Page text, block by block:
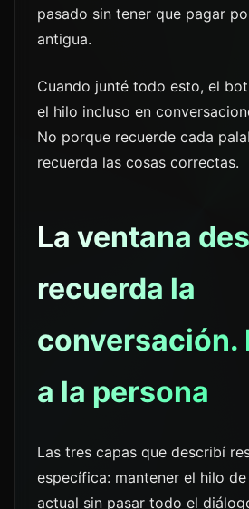
pasado sin tener que pagar
antigua.
Cuando junté todo esto, el
el hilo incluso en
No porque recuerde cada
recuerda las cosas correctas.
La ventana
recuerda la
conversación.
a la persona
Las tres capas que describí
específica: mantener el hilo
actual sin pasar todo el